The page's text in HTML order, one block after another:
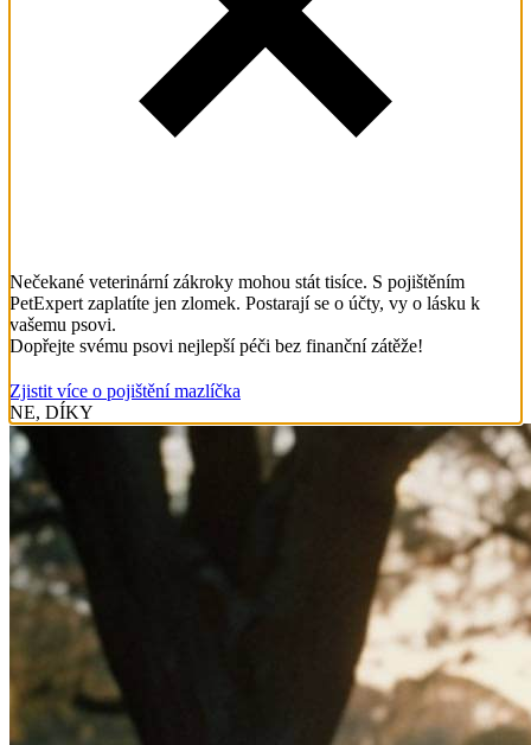
Nečekané veterinární zákroky mohou stát tisíce. S pojištěním
PetExpert zaplatíte jen zlomek. Postarají se o účty, vy o lásku k
vašemu psovi.
Dopřejte svému psovi nejlepší péči bez finanční zátěže!
Zjistit více o pojištění mazlíčka
NE, DÍKY